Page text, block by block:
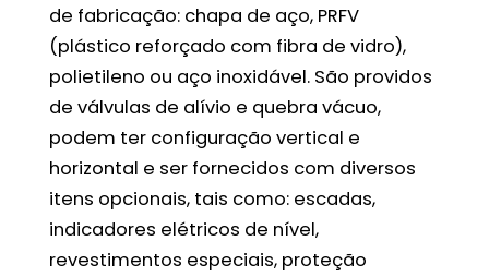
de fabricação: chapa de aço, PRFV
(plástico reforçado com fibra de vidro),
polietileno ou aço inoxidável. São providos
de válvulas de alívio e quebra vácuo,
podem ter configuração vertical e
horizontal e ser fornecidos com diversos
itens opcionais, tais como: escadas,
indicadores elétricos de nível,
revestimentos especiais, proteção